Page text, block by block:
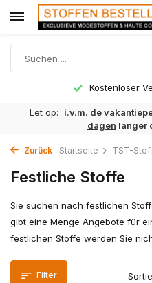
Lieferzeit 1
Let op: i.v.m. de
dagen langer
Zurück Startseite TST-
Festliche Stoffe
Sie suchen nach festlichen
gibt eine Menge Angebote für
festlichen Stoffe werden Sie
Filter